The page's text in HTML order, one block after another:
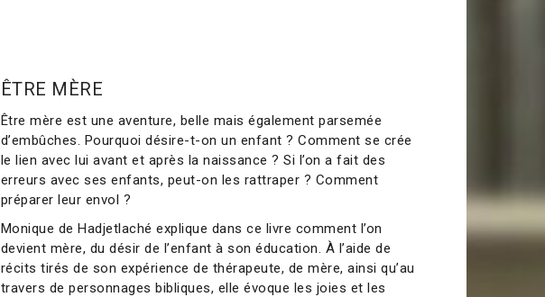
ÊTRE MÈRE
Être mère est une aventure, belle mais également parsemée
d’embûches. Pourquoi désire-t-on un enfant ? Comment se crée
le lien avec lui avant et après la naissance ? Si l’on a fait des
erreurs avec ses enfants, peut-on les rattraper ? Comment
préparer leur envol ?
Monique de Hadjetlaché explique dans ce livre comment l’on
devient mère, du désir de l’enfant à son éducation. À l’aide de
récits tirés de son expérience de thérapeute, de mère, ainsi qu’au
travers de personnages bibliques, elle évoque les joies et les